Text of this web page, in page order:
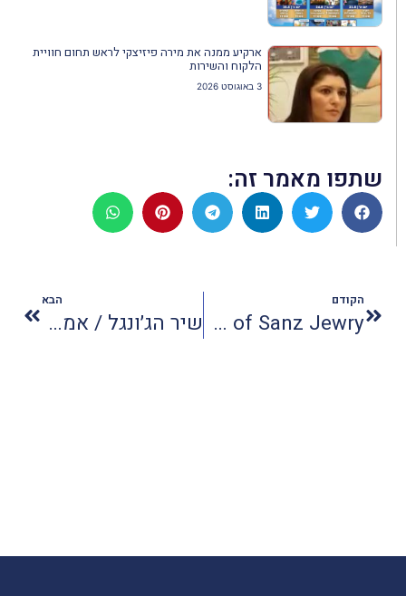
ארקיע ממנה את מירה פיזיצקי לראש תחום חוויית
הלקוח והשירות
3 באוגוסט 2026
שתפו מאמר זה:
הקודם
Nowy Sącz Jewish Heritage and the Lost World of Sanz Jewry
הבא
שיר הג׳ונגל / אמנון ריבק